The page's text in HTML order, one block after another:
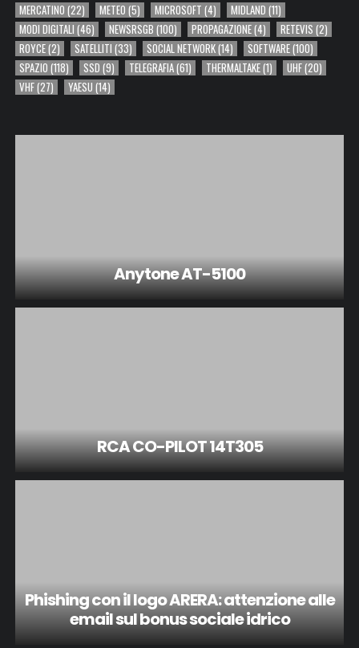
MERCATINO (22) METEO (5) MICROSOFT (4) MIDLAND (11)
MODI DIGITALI (46) NEWSRSGB (100) PROPAGAZIONE(4) RETEVIS (2)
ROYCE(2) SATELLITI (33) SOCIAL NETWORK(14) SOFTWARE(100)
SPAZIO (118) SSD (9) TELEGRAFIA(61) THERMALTAKE(1) UHF(20)
VHF(27) YAESU (14)
Anytone AT-5100
RCA CO-PILOT 14T305
Phishing con il logo ARERA: attenzione alle
email sul bonus sociale idrico